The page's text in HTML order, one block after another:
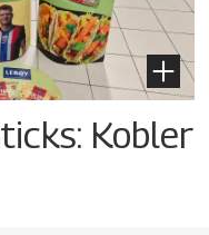
Kobler